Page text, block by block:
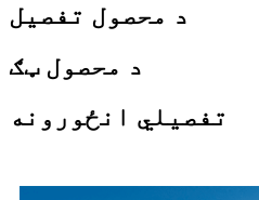
د محصول تفصیل
د محصول ټګ
تفصيلي انځورونه